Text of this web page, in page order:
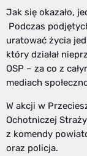
Jak się okazało,
Podczas
uratować życia
który działał
OSP – za co z
mediach
W akcji w
Ochotniczej
z komendy
oraz policja.